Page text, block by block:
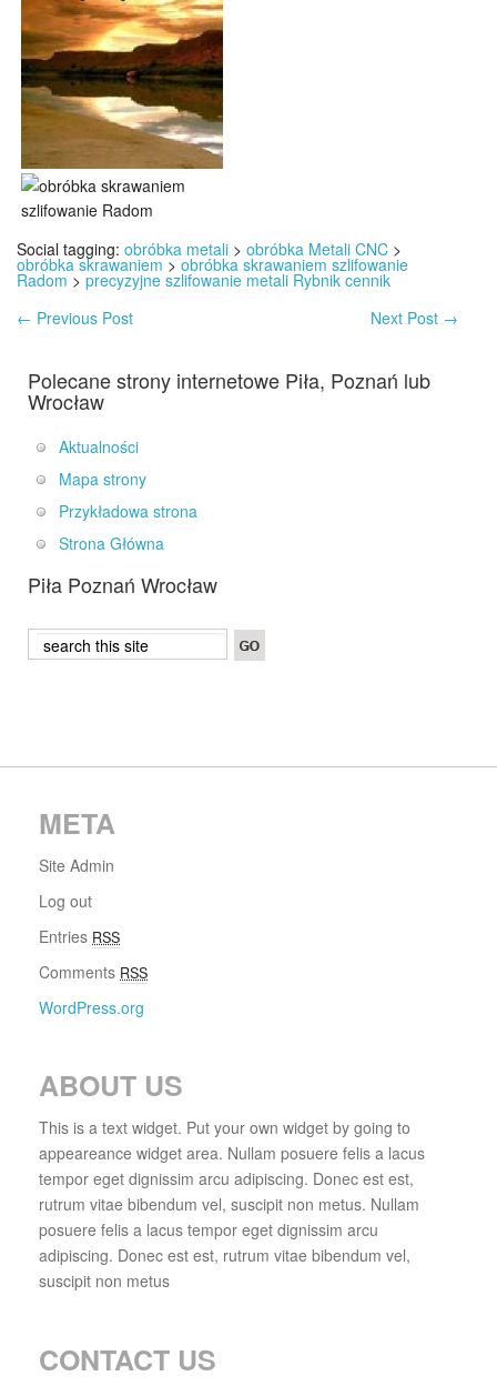
Social tagging: obróbka metali > obróbka Metali CNC >
obróbka skrawaniem > obróbka skrawaniem szlifowanie
Radom > precyzyjne szlifowanie metali Rybnik cennik
← Previous Post Next Post →
Polecane strony internetowe Piła, Poznań lub
Wrocław
Aktualności
Mapa strony
Przykładowa strona
Strona Główna
Piła Poznań Wrocław
META
Site Admin
Log out
Entries RSS
Comments RSS
WordPress.org
ABOUT US
This is a text widget. Put your own widget by going to
appeareance widget area. Nullam posuere felis a lacus
tempor eget dignissim arcu adipiscing. Donec est est,
rutrum vitae bibendum vel, suscipit non metus. Nullam
posuere felis a lacus tempor eget dignissim arcu
adipiscing. Donec est est, rutrum vitae bibendum vel,
suscipit non metus
CONTACT US